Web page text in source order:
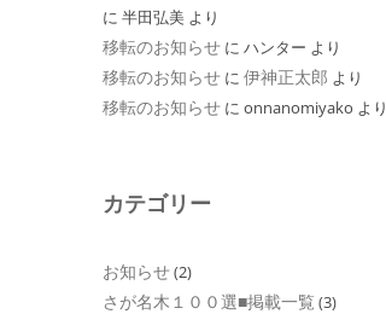
に 半田弘美 より
移転のお知らせ に ハンター より
移転のお知らせ に 伊神正太郎 より
移転のお知らせ に onnanomiyako より
カテゴリー
お知らせ(2)
さが名木１００選■掲載一覧 (3)